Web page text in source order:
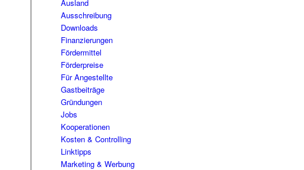
Ausland
Ausschreibung
Downloads
Finanzierungen
Fördermittel
Förderpreise
Für Angestellte
Gastbeiträge
Gründungen
Jobs
Kooperationen
Kosten & Controlling
Linktipps
Marketing & Werbung